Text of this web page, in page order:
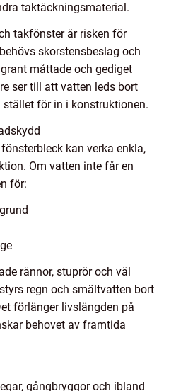
taktäckningsmaterial.
takfönster är risken för
skorstensbeslag och
måttade och gediget
ser till att vatten leds bort
för in i konstruktionen.
kan verka enkla,
Om vatten inte får en
för:
rännor, stuprör och väl
regn och smältvatten bort
förlänger livslängden på
behovet av framtida
gångbryggor och ibland